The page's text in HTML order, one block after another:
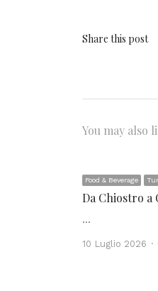
Share this post
You may also
Food & Beverage
Da Chiostro a
…
10 Luglio 2026